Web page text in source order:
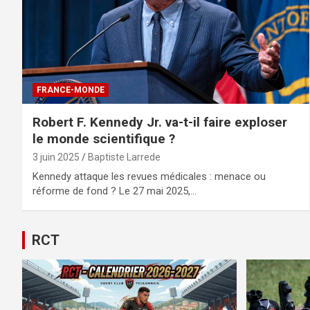
FRANCE-MONDE
Robert F. Kennedy Jr. va-t-il faire exploser
le monde scientifique ?
3 juin 2025 Baptiste Larrede
Kennedy attaque les revues médicales : menace ou
réforme de fond ? Le 27 mai 2025,…
RCT